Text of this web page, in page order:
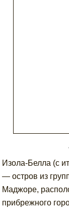
Изола-Белла (с
— остров из
Маджоре,
прибрежного